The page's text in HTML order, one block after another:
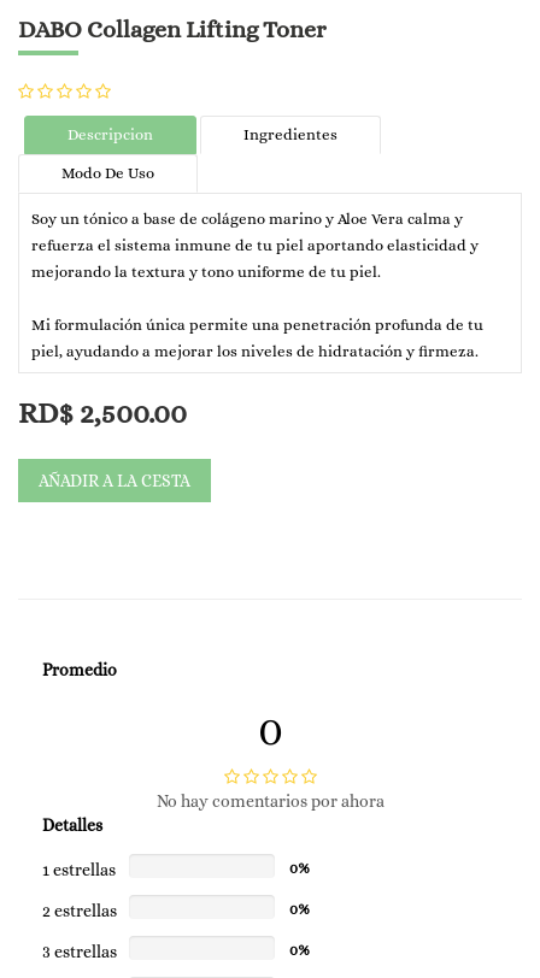
DABO Collagen Lifting Toner
Descripcion Ingredientes
Modo De Uso
Soy un tónico a base de colágeno marino y Aloe Vera calma y
refuerza el sistema inmune de tu piel aportando elasticidad y
mejorando la textura y tono uniforme de tu piel.
Mi formulación única permite una penetración profunda de tu
piel, ayudando a mejorar los niveles de hidratación y firmeza.
Me absorbo rápidamente en tu piel dejándola suave y tersa.
Textura: Acuosa Consistente
RD$ 2,500.00
AÑADIR A LA CESTA
Promedio
0
No hay comentarios por ahora
Detalles
1 estrellas 0%
2 estrellas 0%
3 estrellas 0%